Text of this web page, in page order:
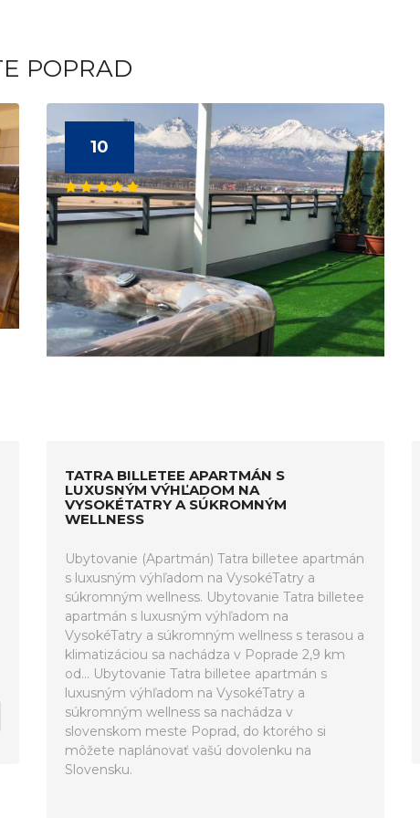
POPRAD
10
TATRA BILLETEE APARTMÁN S
LUXUSNÝM VÝHĽADOM NA
VYSOKÉTATRY A SÚKROMNÝM
WELLNESS
Ubytovanie (Apartmán) Tatra billetee apartmán
s luxusným výhľadom na VysokéTatry a
súkromným wellness. Ubytovanie Tatra billetee
apartmán s luxusným výhľadom na
VysokéTatry a súkromným wellness s terasou a
klimatizáciou sa nachádza v Poprade 2,9 km
od... Ubytovanie Tatra billetee apartmán s
luxusným výhľadom na VysokéTatry a
súkromným wellness sa nachádza v
slovenskom meste Poprad, do ktorého si
môžete naplánovať vašú dovolenku na
Slovensku.